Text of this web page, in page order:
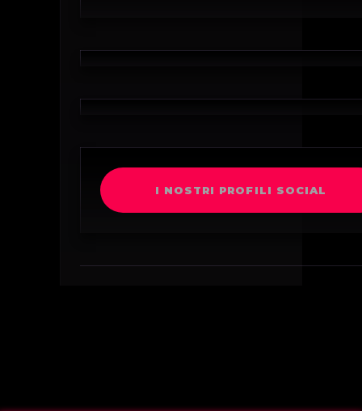
I NOSTRI PROFILI SOCIAL